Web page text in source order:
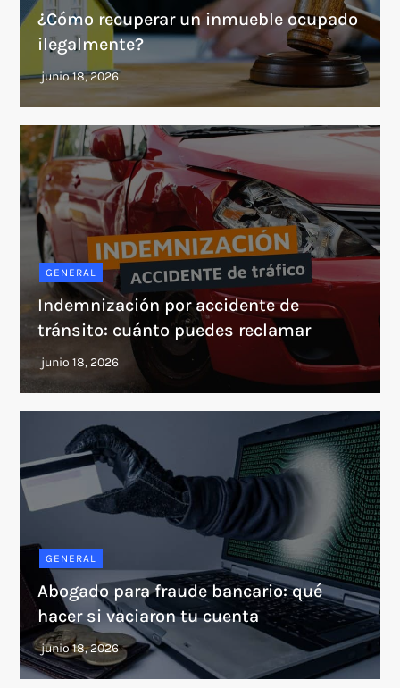
¿Cómo recuperar un inmueble ocupado
ilegalmente?
GENERAL
Indemnización por accidente de
tránsito: cuánto puedes reclamar
GENERAL
Abogado para fraude bancario: qué
hacer si vaciaron tu cuenta